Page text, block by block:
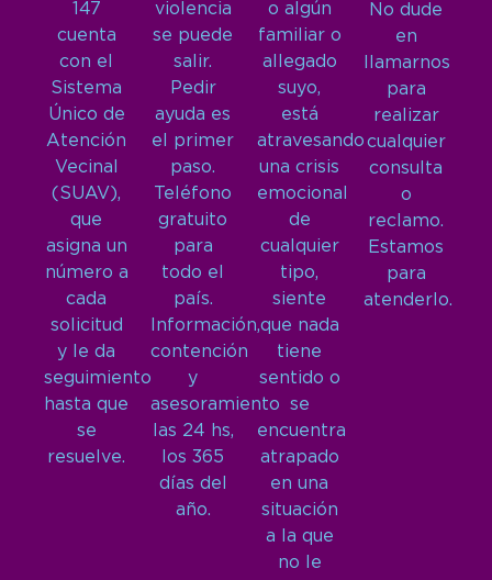
147
cuenta
con el
Sistema
Único de
Atención
Vecinal
(SUAV),
que
asigna un
número a
cada
solicitud
y le da
seguimiento
hasta que
se
resuelve.
violencia
se puede
salir.
Pedir
ayuda es
el primer
paso.
Teléfono
gratuito
para
todo el
país.
Información,
contención
y
asesoramiento
las 24 hs,
los 365
días del
año.
o algún
familiar o
allegado
suyo,
está
atravesando
una crisis
emocional
de
cualquier
tipo,
siente
que nada
tiene
sentido o
se
encuentra
atrapado
en una
situación
a la que
no le
No dude
en
llamarnos
para
realizar
cualquier
consulta
o
reclamo.
Estamos
para
atenderlo.